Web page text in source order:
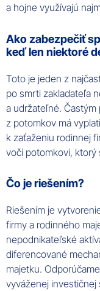
a hojne využívajú
Ako zabezpečiť
keď len niektoré
Toto je jeden z
po smrti zakladateľa
a udržateľné. Častým
z potomkov má
k zaťaženiu rodinnej
voči potomkovi, ktorý
Čo je riešením?
Riešením je
firmy a rodinného
nepodnikateľské
diferencované
majetku.
vyváženej